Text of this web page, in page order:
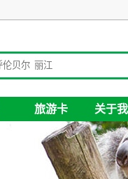
企业包团旅游，全球
旅游卡 关于我